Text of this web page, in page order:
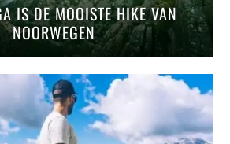
IS DE MOOISTE HIKE VAN
NOORWEGEN